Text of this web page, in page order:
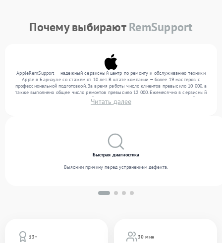
Почему выбираютRemSupport
AppleRemSupport — надежный сервисный центр по ремонту и обслуживанию техники
Apple в Барнауле со стажем от 10 лет. В штате компании — более 19 мастеров с
профессиональной подготовкой. За время работы число клиентов превысило 10 000, а
также выполнено общее число ремонтов превысило 12 000. Ежемесячно в сервисный
центр поступает от 300 устройств, включая , , . Мы беремся за задачи любой
сложности и предлагаем стабильный уровень сервиса благодаря квалификации
Читать далее
13+
30 мин
Быстрая диагностика
Выясним причину перед устранением дефекта.